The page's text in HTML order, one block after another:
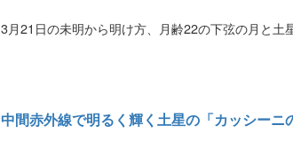
3月21日の未明から明け方、月齢22の下弦の月と土
中間赤外線で明るく輝く土星の「カッシーニ